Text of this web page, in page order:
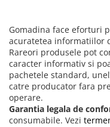
Gomadina face eforturi
acuratetea informatiilor
Rareori produsele pot
caracter informativ si
pachetele standard,
catre producator fara
operare.
Garantia legala de
consumabile. Vezi